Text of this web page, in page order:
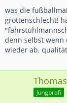
was die
grottenschlecht!
denn selbst wenn
wieder ab.
Jungprofi